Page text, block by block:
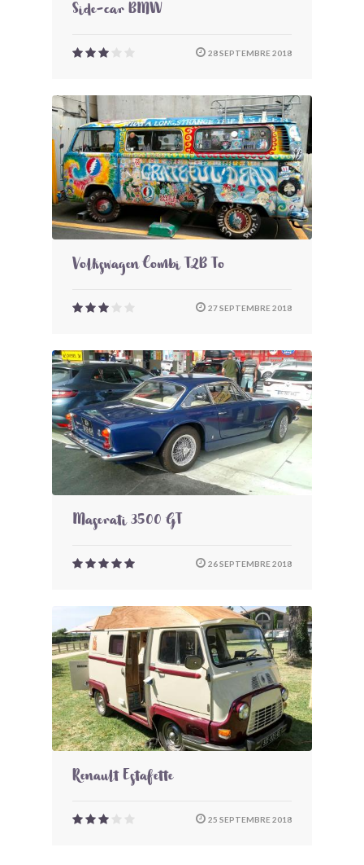
Side-car BMW
28 SEPTEMBRE 2018
Volkswagen Combi T2B To
27 SEPTEMBRE 2018
Maserati 3500 GT
26 SEPTEMBRE 2018
Renault Estafette
25 SEPTEMBRE 2018